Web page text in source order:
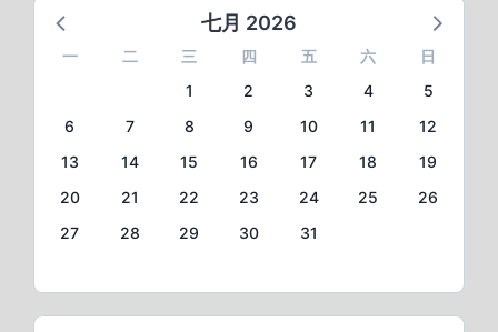
七月 2026
一 二 三 四 五 六
日
1
2 3 4
5
6
7 8 9 10 11
12
13
14 15 16 17 18
19
20
21 22 23 24 25
26
27
28 29 30 31